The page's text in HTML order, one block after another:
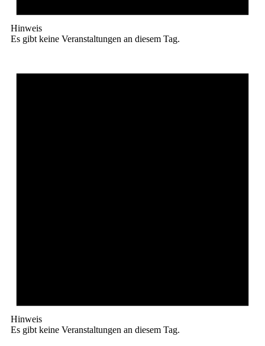
Hinweis
Es gibt keine Veranstaltungen an diesem Tag.
Hinweis
Es gibt keine Veranstaltungen an diesem Tag.